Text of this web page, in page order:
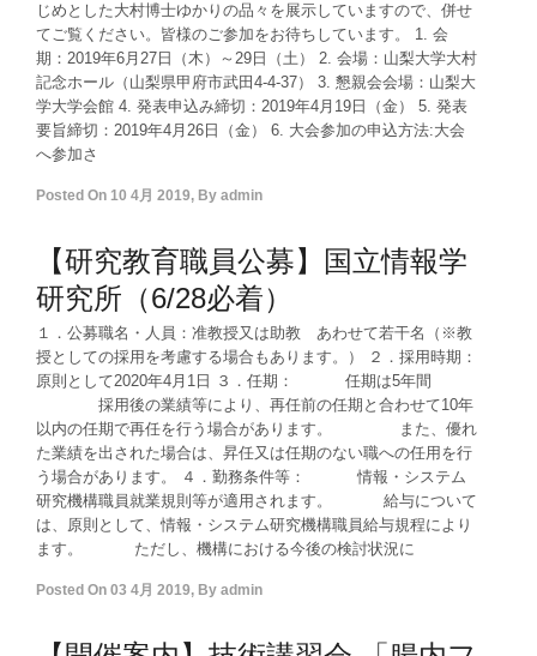
じめとした大村博士ゆかりの品々を展示していますので、併せ
てご覧ください。皆様のご参加をお待ちしています。 1. 会
期：2019年6月27日（木）～29日（土） 2. 会場：山梨大学大村
記念ホール（山梨県甲府市武田4-4-37） 3. 懇親会会場：山梨大
学大学会館 4. 発表申込み締切：2019年4月19日（金） 5. 発表
要旨締切：2019年4月26日（金） 6. 大会参加の申込方法:大会
へ参加さ
Posted On 10 4月 2019, By admin
【研究教育職員公募】国立情報学
研究所（6/28必着）
１．公募職名・人員：准教授又は助教 あわせて若干名（※教
授としての採用を考慮する場合もあります。） ２．採用時期：
原則として2020年4月1日 ３．任期： 任期は5年間
採用後の業績等により、再任前の任期と合わせて10年
以内の任期で再任を行う場合があります。 また、優れ
た業績を出された場合は、昇任又は任期のない職への任用を行
う場合があります。 ４．勤務条件等： 情報・システム
研究機構職員就業規則等が適用されます。 給与について
は、原則として、情報・システム研究機構職員給与規程により
ます。 ただし、機構における今後の検討状況に
Posted On 03 4月 2019, By admin